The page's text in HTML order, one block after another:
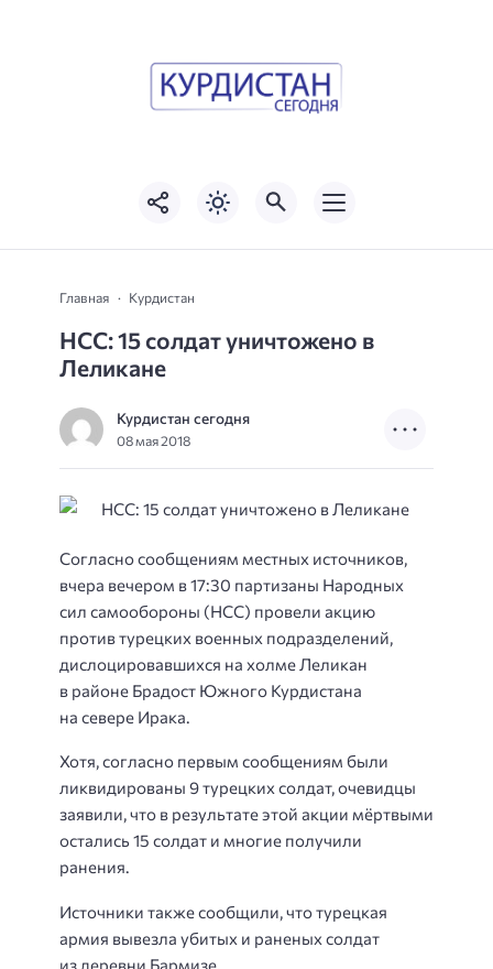
Главная Курдистан
НСС: 15 солдат уничтожено в
Леликане
Курдистан сегодня
08 мая 2018
Согласно сообщениям местных источников,
вчера вечером в 17:30 партизаны Народных
сил самообороны (НСС) провели акцию
против турецких военных подразделений,
дислоцировавшихся на холме Леликан
в районе Брадост Южного Курдистана
на севере Ирака.
Хотя, согласно первым сообщениям были
ликвидированы 9 турецких солдат, очевидцы
заявили, что в результате этой акции мёртвыми
остались 15 солдат и многие получили
ранения.
Источники также сообщили, что турецкая
армия вывезла убитых и раненых солдат
из деревни Бармизе.